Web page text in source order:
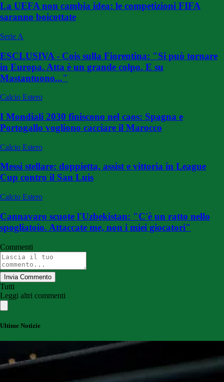
La UEFA non cambia idea: le competizioni FIFA
saranno boicottate
Serie A
ESCLUSIVA - Cois sulla Fiorentina: "Si può tornare
in Europa. Atta è un grande colpo. E su
Mastantuono..."
Calcio Estero
I Mondiali 2030 finiscono nel caos: Spagna e
Portogallo vogliono cacciare il Marocco
Calcio Estero
Messi stellare: doppietta, assist e vittoria in League
Cup contro il San Luis
Calcio Estero
Cannavaro scuote l'Uzbekistan: "C'è un ratto nello
spogliatoio. Attaccate me, non i miei giocatori"
Commenti
Invia Commento
Tutti
Leggi altri commenti
Ultime Notizie